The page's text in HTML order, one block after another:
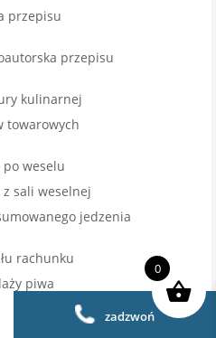
przepisu
przepisu
kulinarnej
towarowych
weselu
sali weselnej
jedzenia
rachunku
piwa
wymiany kasyzadzwoń
0